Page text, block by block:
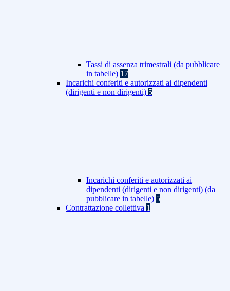
Tassi di assenza trimestrali (da pubblicare
in tabelle) 17
Incarichi conferiti e autorizzati ai dipendenti
(dirigenti e non dirigenti) 5
Incarichi conferiti e autorizzati ai
dipendenti (dirigenti e non dirigenti) (da
pubblicare in tabelle) 5
Contrattazione collettiva 1